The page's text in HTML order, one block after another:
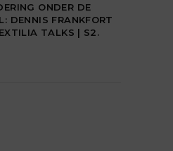
ONDER DE
DENNIS FRANKFORT
TALKS | S2.